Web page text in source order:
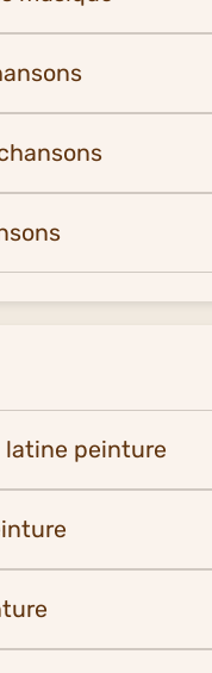
latine peinture